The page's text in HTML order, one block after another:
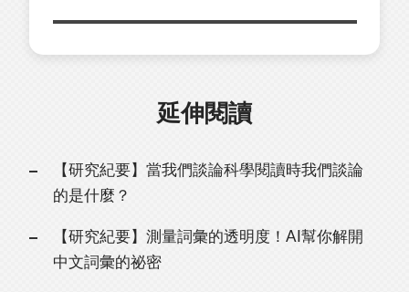
延伸閱讀
【研究紀要】當我們談論科學閱讀時我們談論
的是什麼？
【研究紀要】測量詞彙的透明度！AI幫你解開
中文詞彙的祕密